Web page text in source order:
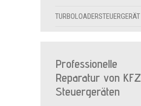
TURBOLOADERSTEUERGERÄT
Professionelle
Reparatur von KFZ
Steuergeräten